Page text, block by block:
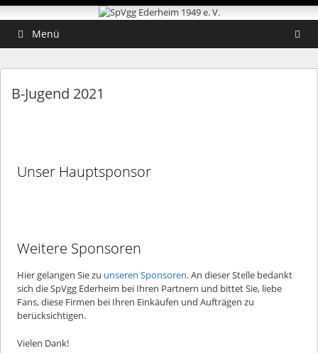
Zum
Inhalt
springen
Zum
Inhalt
springenMenü
B-Jugend 2021
Unser Hauptsponsor
Weitere Sponsoren
Hier gelangen Sie zu unseren Sponsoren. An dieser Stelle bedankt
sich die SpVgg Ederheim bei Ihren Partnern und bittet Sie, liebe
Fans, diese Firmen bei Ihren Einkäufen und Aufträgen zu
berücksichtigen.
Vielen Dank!